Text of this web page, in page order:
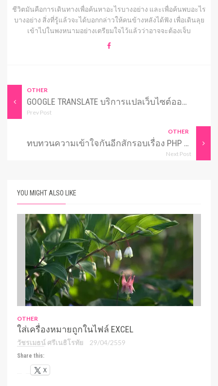
ชีวิตมันคือการเดินทางเพื่อค้นหาอะไรบางอย่าง และเพื่อค้นพบอะไร
บางอย่าง สิ่งที่รู้แล้วจะได้บอกกล่าวให้คนข้างหลังได้ฟัง เพื่อเดินลุย
เข้าไปในพงหนามอย่างเตรียมใจไว้แล้วว่าอาจจะต้องเจ็บ
OTHER
GOOGLE TRANSLATE บริการแปลเว็บไซต์ออนไลน์
Prev Post
OTHER
ทบทวนความเข้าใจกันอีกสักรอบเรื่อง PHP JAVASCRIPT XML
Next Post
YOU MIGHT ALSO LIKE
OTHER
ใส่เครื่องหมายถูกในไฟล์ EXCEL
วัชรเมธน์ ศรีเนธิโรทัย 29/04/2559
Share this:
X